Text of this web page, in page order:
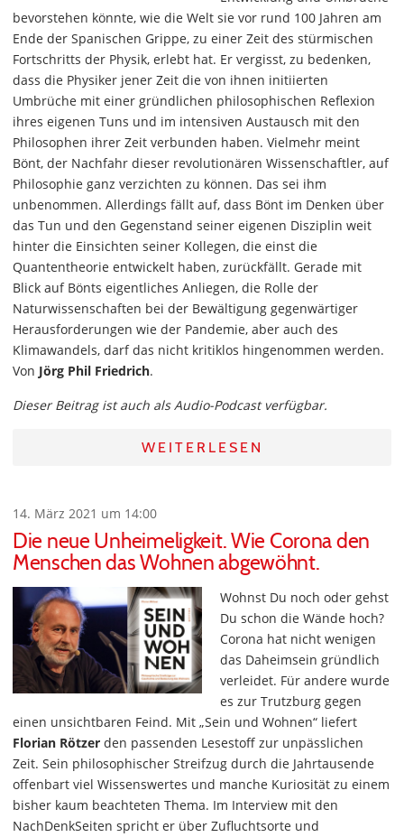
bevorstehen könnte, wie die Welt sie vor rund 100 Jahren am
Ende der Spanischen Grippe, zu einer Zeit des stürmischen
Fortschritts der Physik, erlebt hat. Er vergisst, zu bedenken,
dass die Physiker jener Zeit die von ihnen initiierten
Umbrüche mit einer gründlichen philosophischen Reflexion
ihres eigenen Tuns und im intensiven Austausch mit den
Philosophen ihrer Zeit verbunden haben. Vielmehr meint
Bönt, der Nachfahr dieser revolutionären Wissenschaftler, auf
Philosophie ganz verzichten zu können. Das sei ihm
unbenommen. Allerdings fällt auf, dass Bönt im Denken über
das Tun und den Gegenstand seiner eigenen Disziplin weit
hinter die Einsichten seiner Kollegen, die einst die
Quantentheorie entwickelt haben, zurückfällt. Gerade mit
Blick auf Bönts eigentliches Anliegen, die Rolle der
Naturwissenschaften bei der Bewältigung gegenwärtiger
Herausforderungen wie der Pandemie, aber auch des
Klimawandels, darf das nicht kritiklos hingenommen werden.
Von Jörg Phil Friedrich.
Dieser Beitrag ist auch als Audio-Podcast verfügbar.
WEITERLESEN
14. März 2021 um 14:00
Die neue Unheimeligkeit. Wie Corona den
Menschen das Wohnen abgewöhnt.
Wohnst Du noch oder gehst
Du schon die Wände hoch?
Corona hat nicht wenigen
das Daheimsein gründlich
verleidet. Für andere wurde
es zur Trutzburg gegen
einen unsichtbaren Feind. Mit „Sein und Wohnen“ liefert
Florian Rötzer den passenden Lesestoff zur unpässlichen
Zeit. Sein philosophischer Streifzug durch die Jahrtausende
offenbart viel Wissenswertes und manche Kuriosität zu einem
bisher kaum beachteten Thema. Im Interview mit den
NachDenkSeiten spricht er über Zufluchtsorte und